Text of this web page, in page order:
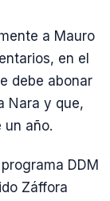
a Mauro
en el
debe abonar
Nara y que,
un año.
DDM
Záffora